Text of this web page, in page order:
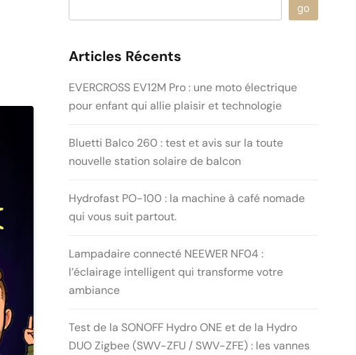
go
Articles Récents
EVERCROSS EV12M Pro : une moto électrique
pour enfant qui allie plaisir et technologie
Bluetti Balco 260 : test et avis sur la toute
nouvelle station solaire de balcon
Hydrofast PO-100 : la machine à café nomade
qui vous suit partout.
Lampadaire connecté NEEWER NF04 :
l’éclairage intelligent qui transforme votre
ambiance
Test de la SONOFF Hydro ONE et de la Hydro
DUO Zigbee (SWV-ZFU / SWV-ZFE) : les vannes